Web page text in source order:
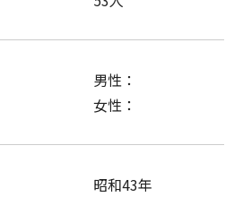
男性：
女性：
昭和43年